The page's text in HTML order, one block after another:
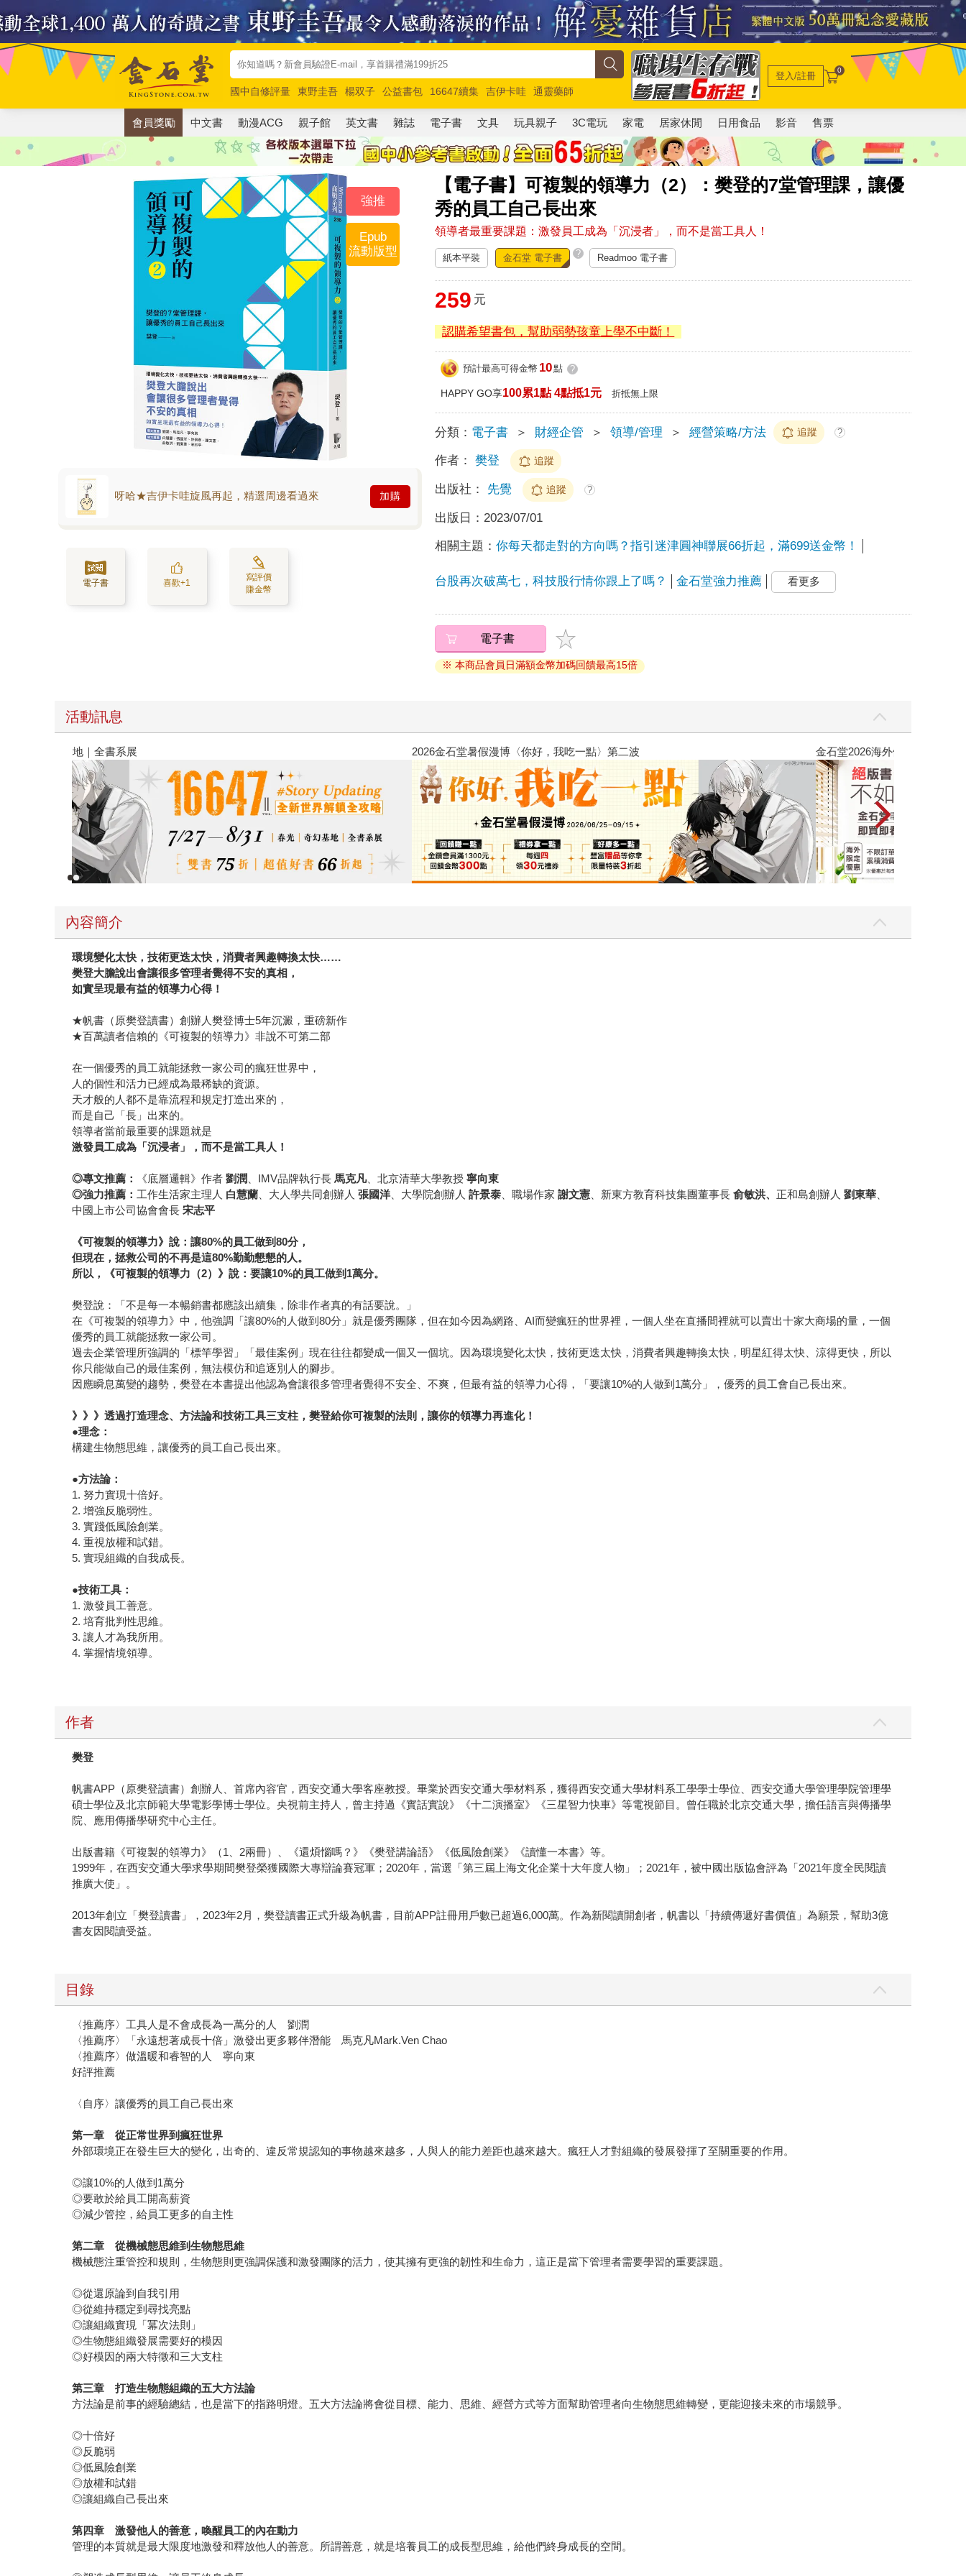
國中自修評量 東野圭吾 楊双子 公益書包 16647續集 吉伊卡哇
通靈藥師
唯紅花綻放
奧德賽 路邊攤新作 馬斯克 玩具總動員5 超慢跑
登入/註冊 0
會員獎勵 中文書 動漫ACG 親子館 英文書 雜誌 電子書 文具 玩具親子 3C電玩 家電 居家休閒 日用食品 影音 售票
【電子書】可複製的領導力（2）：樊登的7堂管理課，讓優
秀的員工自己長出來
領導者最重要課題：激發員工成為「沉浸者」，而不是當工具人！
強推
Epub
流動版型
呀哈★吉伊卡哇旋風再起，精選周邊看過來 加購
電子書 喜歡+1
寫評價
賺金幣
紙本平裝 金石堂 電子書 ? Readmoo 電子書
259 元
認購希望書包，幫助弱勢孩童上學不中斷！
預計最高可得金幣 10點 ?
HAPPY GO享100累1點 4點抵1元 折抵無上限
分類： 電子書 ＞ 財經企管 ＞ 領導/管理 ＞ 經營策略/方法 追蹤 ?
作者： 樊登 追蹤
出版社： 先覺 追蹤 ?
出版日： 2023/07/01
相關主題：你每天都走對的方向嗎？指引迷津圓神聯展66折起，滿699送金幣！
台股再次破萬七，科技股行情你跟上了嗎？ 金石堂強力推薦 看更多
電子書
※ 本商品會員日滿額金幣加碼回饋最高15倍
活動訊息
春光ｘ奇幻基地｜全書系展 2026金石堂暑假漫博〈你好，我吃一點〉第二波 金石堂2026海
內容簡介
環境變化太快，技術更迭太快，消費者興趣轉換太快……
樊登大膽說出會讓很多管理者覺得不安的真相，
如實呈現最有益的領導力心得！
★帆書（原樊登讀書）創辦人樊登博士5年沉澱，重磅新作
★百萬讀者信賴的《可複製的領導力》非說不可第二部
在一個優秀的員工就能拯救一家公司的瘋狂世界中，
人的個性和活力已經成為最稀缺的資源。
天才般的人都不是靠流程和規定打造出來的，
而是自己「長」出來的。
領導者當前最重要的課題就是
激發員工成為「沉浸者」，而不是當工具人！
◎專文推薦： 《底層邏輯》作者劉潤 、IMV品牌執行長馬克凡、北京清華大學教授寧向東
◎強力推薦： 工作生活家主理人 白慧蘭 、大人學共同創辦人張國洋 、大學院創辦人許景泰 、職場作家謝文憲 、新東方教育科技集團董事長俞敏洪、 正和島創辦人劉東華
中國上市公司協會會長宋志平
《可複製的領導力》說：讓80%的員工做到80分，
但現在，拯救公司的不再是這80%勤勤懇懇的人。
所以，《可複製的領導力（2）》說：要讓10%的員工做到 1萬分。
樊登說：「不是每一本暢銷書都應該出續集，除非作者真的有話要說。」
在《可複製的領導力》中，他強調「讓80%的人做到80分」就是優秀團隊，但在如今因為網路、AI而變瘋狂的世界裡，一個人坐在直播間裡就可以賣出十家大商場的量，一個
優秀的員工就能拯救一家公司。
過去企業管理所強調的「標竿學習」「最佳案例」現在往往都變成一個又一個坑。因為環境變化太快，技術更迭太快，消費者興趣轉換太快，明星紅得太快、涼得更快，所以
你只能做自己的最佳案例，無法模仿和追逐別人的腳步。
因應瞬息萬變的趨勢，樊登在本書提出他認為會讓很多管理者覺得不安全、不爽，但最有益的領導力心得，「要讓10%的人做到1萬分」，優秀的員工會自己長出來。
》》》透過打造理念、方法論和技術工具三支柱，樊登給你可複製的法則，讓你的領導力再進化！
●理念：
構建生物態思維，讓優秀的員工自己長出來。
●方法論：
1. 努力實現十倍好。
2. 增強反脆弱性。
3. 實踐低風險創業。
4. 重視放權和試錯。
5. 實現組織的自我成長。
●技術工具：
1. 激發員工善意。
2. 培育批判性思維。
3. 讓人才為我所用。
4. 掌握情境領導。
作者
樊登
帆書APP（原樊登讀書）創辦人、首席內容官，西安交通大學客座教授。畢業於西安交通大學材料系，獲得西安交通大學材料系工學學士學位、西安交通大學管理學院管理學
碩士學位及北京師範大學電影學博士學位。央視前主持人，曾主持過《實話實說》《十二演播室》《三星智力快車》等電視節目。曾任職於北京交通大學，擔任語言與傳播學
院、應用傳播學研究中心主任。
出版書籍《可複製的領導力》（1、2兩冊）、《還煩惱嗎？》《樊登講論語》《低風險創業》《讀懂一本書》等。
1999年，在西安交通大學求學期間樊登榮獲國際大專辯論賽冠軍；2020年，當選「第三屆上海文化企業十大年度人物」；2021年，被中國出版協會評為「2021年度全民閱讀
推廣大使」。
2013年創立「樊登讀書」，2023年2月，樊登讀書正式升級為帆書，目前APP註冊用戶數已超過6,000萬。作為新閱讀開創者，帆書以「持續傳遞好書價值」為願景，幫助3億
書友因閱讀受益。
目錄
〈推薦序〉工具人是不會成長為一萬分的人 劉潤
〈推薦序〉「永遠想著成長十倍」激發出更多夥伴潛能 馬克凡Mark.Ven Chao
〈推薦序〉做溫暖和睿智的人 寧向東
好評推薦
〈自序〉讓優秀的員工自己長出來
第一章 從正常世界到瘋狂世界
外部環境正在發生巨大的變化，出奇的、違反常規認知的事物越來越多，人與人的能力差距也越來越大。瘋狂人才對組織的發展發揮了至關重要的作用。
◎讓10%的人做到1萬分
◎要敢於給員工開高薪資
◎減少管控，給員工更多的自主性
第二章 從機械態思維到生物態思維
機械態注重管控和規則，生物態則更強調保護和激發團隊的活力，使其擁有更強的韌性和生命力，這正是當下管理者需要學習的重要課題。
◎從還原論到自我引用
◎從維持穩定到尋找亮點
◎讓組織實現「冪次法則」
◎生物態組織發展需要好的模因
◎好模因的兩大特徵和三大支柱
第三章 打造生物態組織的五大方法論
方法論是前事的經驗總結，也是當下的指路明燈。五大方法論將會從目標、能力、思維、經營方式等方面幫助管理者向生物態思維轉變，更能迎接未來的市場競爭。
◎十倍好
◎反脆弱
◎低風險創業
◎放權和試錯
◎讓組織自己長出來
第四章 激發他人的善意，喚醒員工的內在動力
管理的本質就是最大限度地激發和釋放他人的善意。所謂善意，就是培養員工的成長型思維，給他們終身成長的空間。